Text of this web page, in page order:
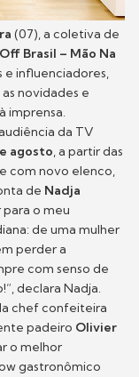
(07), a coletiva de
Brasil – Mão Na
e influenciadores,
novidades e
imprensa.
da TV
agosto, a partir das
com novo elenco,
de Nadja
o meu
de uma mulher
perder a
com senso de
declara Nadja.
chef confeiteira
padeiro Olivier
o melhor
gastronômico